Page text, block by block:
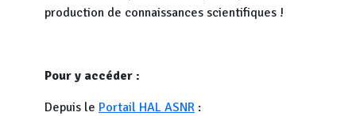
production de connaissances scientifiques !
Pour y accéder :
Depuis le Portail HAL ASNR :